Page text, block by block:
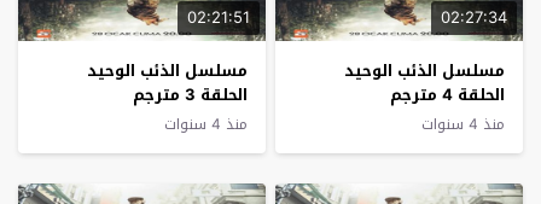
02:27:34
مسلسل الذئب الوحيد
الحلقة 4 مترجم
منذ 4 سنوات
02:21:51
مسلسل الذئب الوحيد
الحلقة 3 مترجم
منذ 4 سنوات